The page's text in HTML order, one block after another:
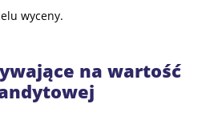
wyceny.
na wartość